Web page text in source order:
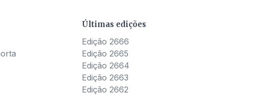
Últimas edições
Edição 2666
Edição 2665
Edição 2664
Edição 2663
Edição 2662